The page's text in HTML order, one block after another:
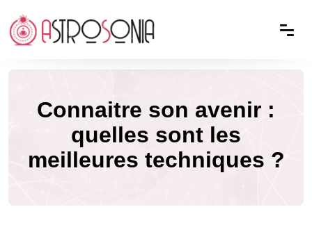
Connaitre son avenir :
quelles sont les
meilleures techniques ?